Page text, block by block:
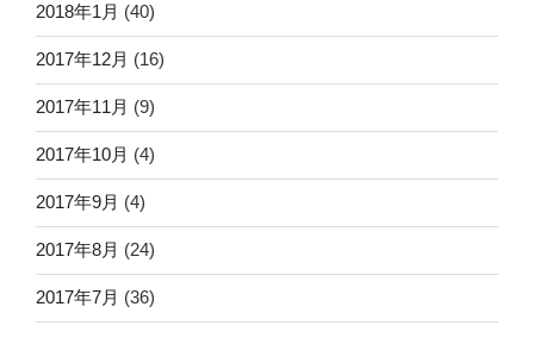
2018年1月 (40)
2017年12月 (16)
2017年11月 (9)
2017年10月 (4)
2017年9月 (4)
2017年8月 (24)
2017年7月 (36)